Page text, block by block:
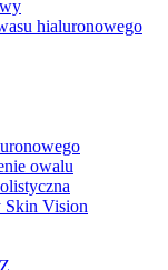
hialuronowego
owalu
Skin Vision